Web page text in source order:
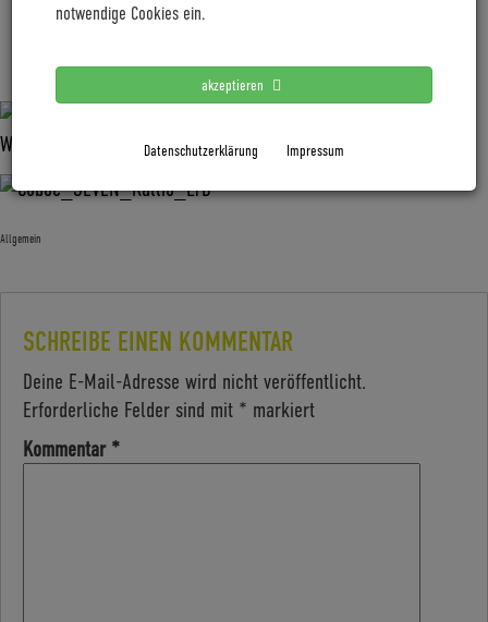
notwendige Cookies ein.
akzeptieren
Datenschutzerklärung Impressum
Wenzel
Allgemein
SCHREIBE EINEN KOMMENTAR
Deine E-Mail-Adresse wird nicht veröffentlicht.
Erforderliche Felder sind mit * markiert
Kommentar *